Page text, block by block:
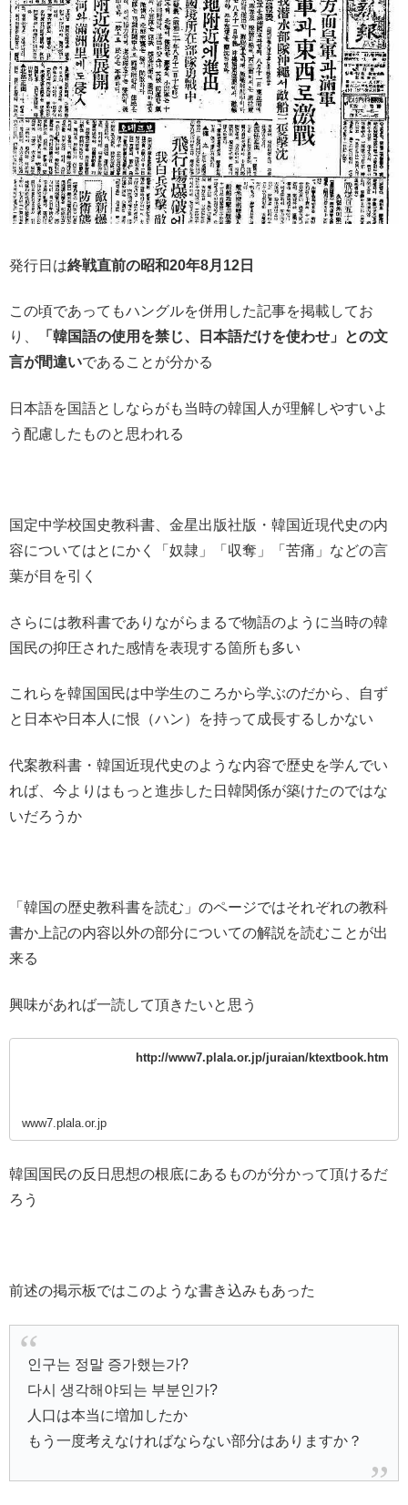
発行日は終戦直前の昭和20年8月12日
この頃であってもハングルを併用した記事を掲載してお
り、
「韓国語の使用を禁じ、日本語だけを使わせ」との文
言が間違いであることが分かる
日本語を国語としならがも当時の韓国人が理解しやすいよ
う配慮したものと思われる
国定中学校国史教科書、金星出版社版・韓国近現代史の内
容についてはとにかく「奴隷」「収奪」「苦痛」などの言
葉が目を引く
さらには教科書でありながらまるで物語のように当時の韓
国民の抑圧された感情を表現する箇所も多い
これらを韓国国民は中学生のころから学ぶのだから、自ず
と日本や日本人に恨（ハン）を持って成長するしかない
代案教科書・韓国近現代史のような内容で歴史を学んでい
れば、今よりはもっと進歩した日韓関係が築けたのではな
いだろうか
「韓国の歴史教科書を読む」のページではそれぞれの教科
書か上記の内容以外の部分についての解説を読むことが出
来る
興味があれば一読して頂きたいと思う
http://www7.plala.or.jp/juraian/ktextbook.htm
www7.plala.or.jp
韓国国民の反日思想の根底にあるものが分かって頂けるだ
ろう
前述の掲示板ではこのような書き込みもあった
인구는 정말 증가했는가?
다시 생각해야되는 부분인가?
人口は本当に増加したか
もう一度考えなければならない部分はありますか？